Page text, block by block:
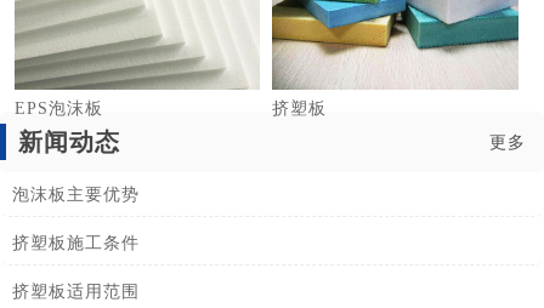
EPS泡沫板 挤塑板
新闻动态 更多
泡沫板主要优势
挤塑板施工条件
挤塑板适用范围